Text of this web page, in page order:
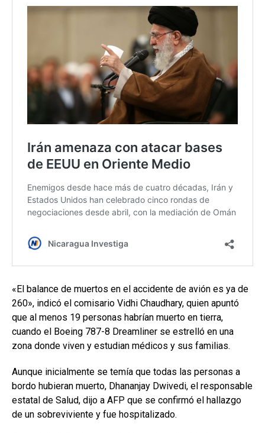
«El balance de muertos en el accidente de avión es ya de
260», indicó el comisario Vidhi Chaudhary, quien apuntó
que al menos 19 personas habrían muerto en tierra,
cuando el Boeing 787-8 Dreamliner se estrelló en una
zona donde viven y estudian médicos y sus familias.
Aunque inicialmente se temía que todas las personas a
bordo hubieran muerto, Dhananjay Dwivedi, el responsable
estatal de Salud, dijo a AFP que se confirmó el hallazgo
de un sobreviviente y fue hospitalizado.